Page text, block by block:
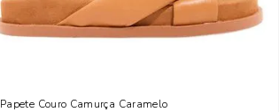
Papete Couro Camurça Caramelo